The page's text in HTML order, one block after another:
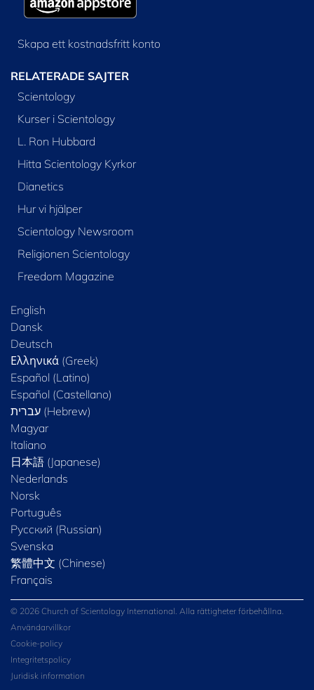
Skapa ett kostnadsfritt konto
RELATERADE SAJTER
Scientology
Kurser i Scientology
L. Ron Hubbard
Hitta Scientology Kyrkor
Dianetics
Hur vi hjälper
Scientology Newsroom
Religionen Scientology
Freedom Magazine
English
Dansk
Deutsch
Ελληνικά (Greek)
Español (Latino)
Español (Castellano)
Magyar
Italiano
日本語 (Japanese)
Nederlands
Norsk
Português
Русский (Russian)
Svenska
繁體中文 (Chinese)
Français
© 2026 Church of Scientology International. Alla rättigheter förbehållna.
Användarvillkor
Cookie-policy
Integritetspolicy
Juridisk information